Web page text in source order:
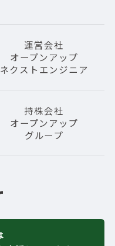
運営会社
オープンアップ
ネクストエンジニア
持株会社
オープンアップ
グループ